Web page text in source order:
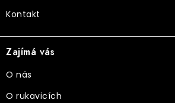
Kontakt
Zajímá vás
O nás
O rukavicích